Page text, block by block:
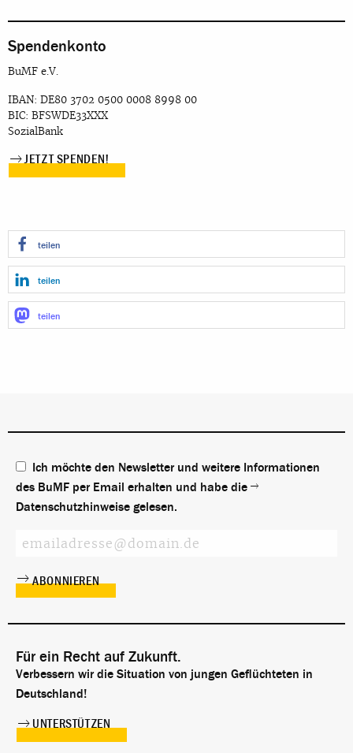
Spendenkonto
BuMF e.V.
IBAN: DE80 3702 0500 0008 8998 00
BIC: BFSWDE33XXX
SozialBank
JETZT SPENDEN!
teilen
teilen
teilen
Ich möchte den Newsletter und weitere Informationen
des BuMF per Email erhalten und habe die
Datenschutzhinweise gelesen.
Für ein Recht auf Zukunft.
Verbessern wir die Situation von jungen Geflüchteten in
Deutschland!
UNTERSTÜTZEN